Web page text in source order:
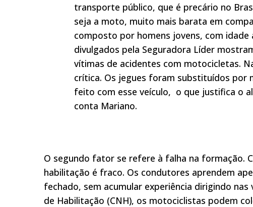
transporte público, que é precário no
seja a moto, muito mais barata em
composto por homens jovens, com
divulgados pela Seguradora Líder
vítimas de acidentes com motocicletas.
crítica. Os jegues foram substituídos
feito com esse veículo, o que justifica o
conta Mariano.
O segundo fator se refere à falha na formação.
habilitação é fraco. Os condutores aprendem
fechado, sem acumular experiência dirigindo
de Habilitação (CNH), os motociclistas podem